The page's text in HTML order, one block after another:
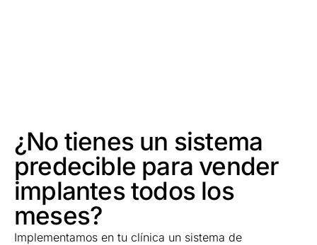
¿No tienes un sistema
predecible para vender
implantes todos los
meses?
Implementamos en tu clínica un sistema de